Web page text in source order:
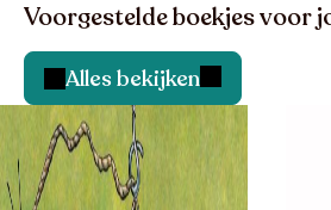
Voorgestelde boekjes voor
Alles bekijken